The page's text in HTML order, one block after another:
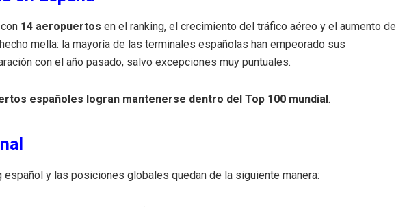
14 aeropuertos en el ranking, el crecimiento del tráfico aéreo y el aumento de
mella: la mayoría de las terminales españolas han empeorado sus
con el año pasado, salvo excepciones muy puntuales.
españoles logran mantenerse dentro del Top 100 mundial .
español y las posiciones globales quedan de la siguiente manera: